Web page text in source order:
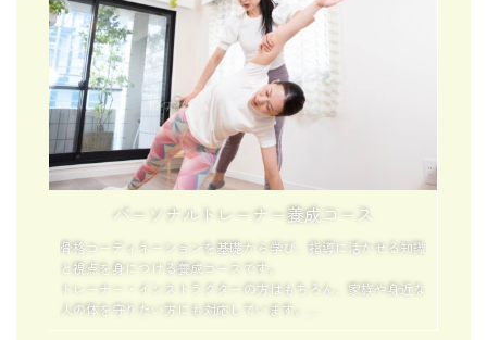
パーソナルトレーナー養成コース
骨格コーディネーションを基礎から学び、指導に活かせる知識
と視点を身につける養成コースです。
トレーナー・インストラクターの方はもちろん、家族や身近な
人の体を守りたい方にも対応しています。
「なぜ不調が起きるのか」「どう整えれば再発しにくいのか」